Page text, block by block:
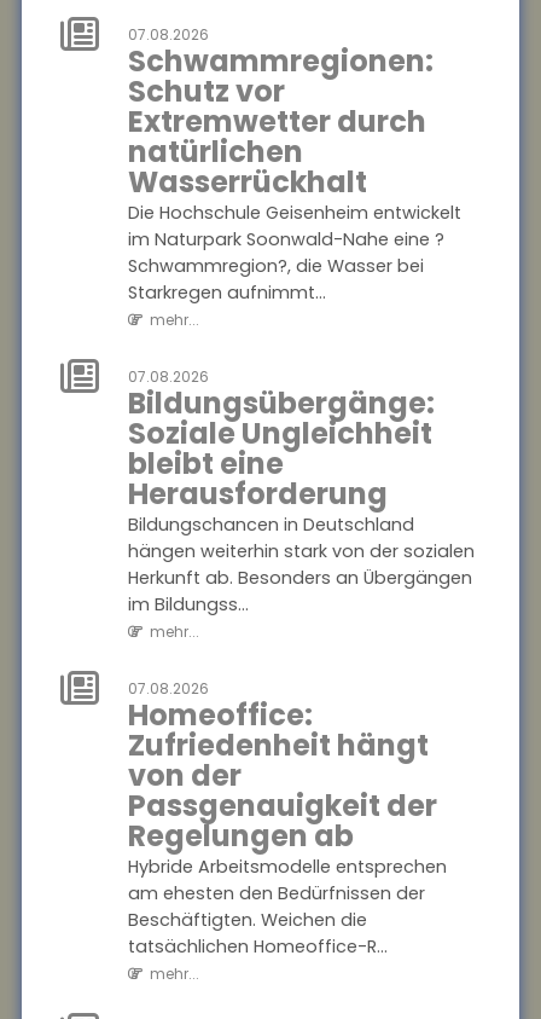
07.08.2026
Schwammregionen:
Schutz vor
Extremwetter durch
natürlichen
Wasserrückhalt
Die Hochschule Geisenheim entwickelt
im Naturpark Soonwald-Nahe eine ?
Schwammregion?, die Wasser bei
Starkregen aufnimmt...
mehr...
07.08.2026
Bildungsübergänge:
Soziale Ungleichheit
bleibt eine
Herausforderung
Bildungschancen in Deutschland
hängen weiterhin stark von der sozialen
Herkunft ab. Besonders an Übergängen
im Bildungss...
mehr...
07.08.2026
Homeoffice:
Zufriedenheit hängt
von der
Passgenauigkeit der
Regelungen ab
Hybride Arbeitsmodelle entsprechen
am ehesten den Bedürfnissen der
Beschäftigten. Weichen die
tatsächlichen Homeoffice-R...
mehr...
07.08.2026
Bildungsübergänge:
Soziale
Ungleichheit
bleibt eine
Herausforderung
Bildungschancen in
Deutschland hängen
weiterhin stark von der
sozialen Herkunft ab.
Bildungss...
mehr...
07.08.2026
Homeoffice:
Zufriedenheit
hängt von der
Passgenauigkeit
der Regelungen
ab
entsprechen am ehesten den
Bedürfnissen der
Beschäftigten. Weichen die
tatsächlichen Homeoffice-R...
mehr...
07.08.2026
Selbstgeschenke:
Deutsche geben
fast 2.000 Euro
pro Jahr für sich